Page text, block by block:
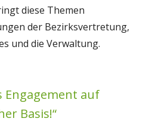
diese Themen
der Bezirksvertretung,
und die Verwaltung.
Engagement auf
Basis!“